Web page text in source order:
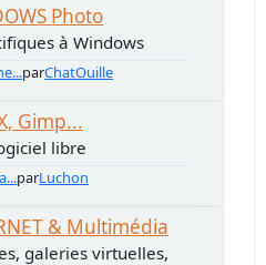
Photo
à Windows
parChatOuille
Gimp...
libre
parLuchon
& Multimédia
galeries virtuelles,